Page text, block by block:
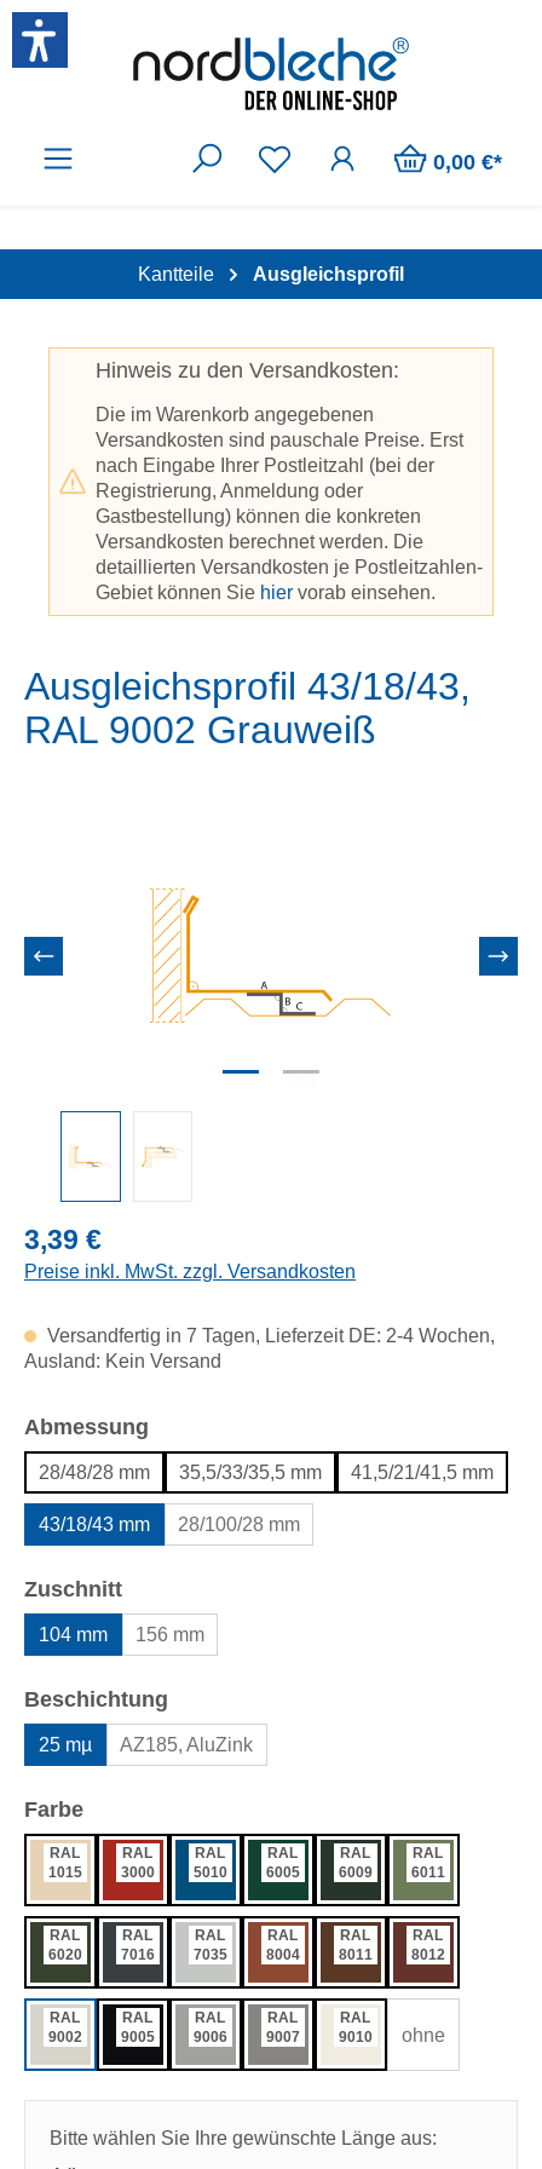
Zum Hauptinhalt springen
0,00 €*
Kantteile Ausgleichsprofil
Hinweis zu den Versandkosten:
Die im Warenkorb angegebenen
Versandkosten sind pauschale Preise. Erst
nach Eingabe Ihrer Postleitzahl (bei der
Registrierung, Anmeldung oder
Gastbestellung) können die konkreten
Versandkosten berechnet werden. Die
detaillierten Versandkosten je Postleitzahlen-
Gebiet können Sie hier vorab einsehen.
Ausgleichsprofil 43/18/43,
RAL 9002 Grauweiß
Regulärer Preis:
3,39 €
Preise inkl. MwSt. zzgl. Versandkosten
Versandfertig in 7 Tagen, Lieferzeit DE: 2-4 Wochen,
Ausland: Kein Versand
Abmessung
28/48/28 mm 35,5/33/35,5 mm 41,5/21/41,5 mm
43/18/43 mm 28/100/28 mm
Zuschnittauswählen
104 mm 156 mm
Beschichtung
25 mµ AZ185, AluZink
Farbeauswählen
RAL
1015
RAL
3000
RAL
5010
RAL
6005
RAL
6009
RAL
6011
RAL
6020
RAL
7016
RAL
7035
RAL
8004
RAL
8011
RAL
8012
RAL
9002
RAL
9005
RAL
9006
RAL
9007
RAL
9010
ohne
Bitte wählen Sie Ihre gewünschte Länge aus: